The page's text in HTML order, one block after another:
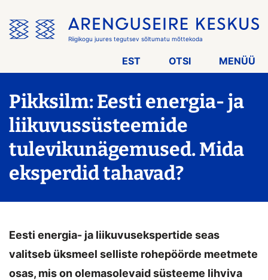
menüü
vahele
Riigikogu juures tegutsev sõltumatu mõttekoda
EST OTSI MENÜÜ
Pikksilm: Eesti energia- ja
liikuvussüsteemide
tulevikunägemused. Mida
eksperdid tahavad?
Eesti energia- ja liikuvusekspertide seas
valitseb üksmeel selliste rohepöörde meetmete
osas, mis on olemasolevaid süsteeme lihviva